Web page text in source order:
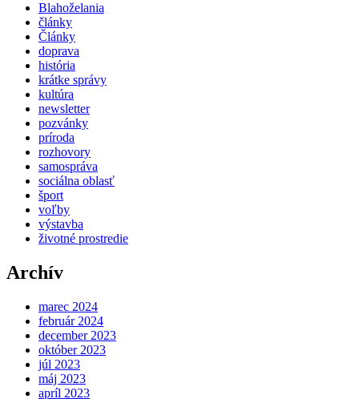
Blahoželania
články
Články
doprava
história
krátke správy
kultúra
newsletter
pozvánky
príroda
rozhovory
samospráva
sociálna oblasť
šport
voľby
výstavba
životné prostredie
Archív
marec 2024
február 2024
december 2023
október 2023
júl 2023
máj 2023
apríl 2023